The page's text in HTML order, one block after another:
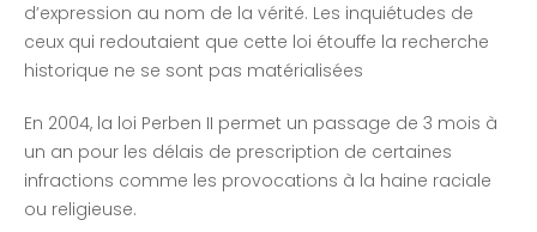
d’expression au nom de la vérité. Les inquiétudes de
ceux qui redoutaient que cette loi étouffe la recherche
historique ne se sont pas matérialisées
En 2004, la loi Perben II permet un passage de 3 mois à
un an pour les délais de prescription de certaines
infractions comme les provocations à la haine raciale
ou religieuse.